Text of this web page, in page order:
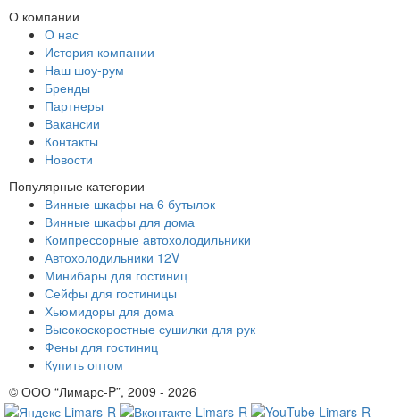
О компании
О нас
История компании
Наш шоу-рум
Бренды
Партнеры
Вакансии
Контакты
Новости
Популярные категории
Винные шкафы на 6 бутылок
Винные шкафы для дома
Компрессорные автохолодильники
Автохолодильники 12V
Минибары для гостиниц
Сейфы для гостиницы
Хьюмидоры для дома
Высокоскоростные сушилки для рук
Фены для гостиниц
Купить оптом
© ООО “Лимарс-P”, 2009 - 2026